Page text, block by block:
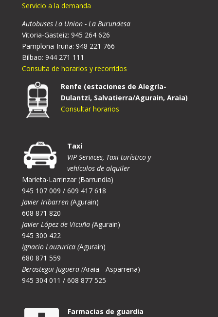
Servicio a la demanda
Autobuses La Union - La Burundesa
Vitoria-Gasteiz: 945 264 626
Pamplona-Iruña: 948 221 766
Bilbao: 944 271 111
Consulta de horarios y recorridos
Renfe (estaciones de Alegría-
Dulantzi, Salvatierra/Agurain, Araia)
Consultar horarios
Taxi
VIP Services, Taxi turístico y
vehículos de alquiler
Marieta-Larrinzar (Barrundia)
945 107 009 / 609 417 618
Javier Iribarren (Agurain)
608 871 820
Javier López de Vicuña (Agurain)
945 300 422
Ignacio Lauzurica (Agurain)
680 871 559
Berastegui Juguera (Araia - Asparrena)
945 304 011 / 608 877 525
Farmacias de guardia